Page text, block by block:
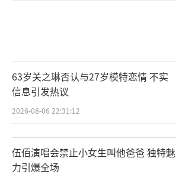
63岁关之琳否认与27岁模特恋情 不实
信息引发热议
2026-08-06 22:31:12
伍佰演唱会禁止小女生叫他爸爸 独特魅
力引爆全场